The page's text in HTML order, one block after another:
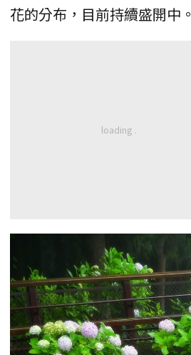
花的分布，目前持續盛開中。